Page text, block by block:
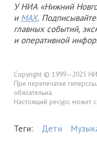
У НИА «Нижний
и MAX.
главных событий,
и оперативной
Copyright © 1999—2025
При перепечатке
обязательна.
Настоящий ресурс может
Теги: Дети